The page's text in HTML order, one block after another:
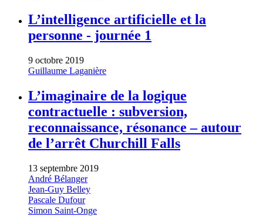
L’intelligence artificielle et la
personne - journée 1
9 octobre 2019
Guillaume Laganière
L’imaginaire de la logique
contractuelle : subversion,
reconnaissance, résonance – autour
de l’arrêt Churchill Falls
13 septembre 2019
André Bélanger
Jean-Guy Belley
Pascale Dufour
Simon Saint-Onge